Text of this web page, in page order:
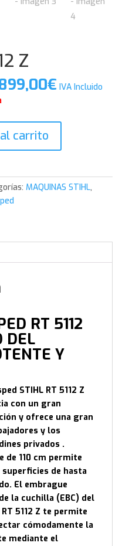
Z
€El
es:
IVA Incluido
carrito
MAQUINAS STIHL,
RT 5112
DEL
Y
STIHL RT 5112 Z
con un gran
y ofrece una gran
y los
privados .
de 110 cm permite
de hasta
El embrague
la cuchilla (EBC) del
5112 Z te permite
cómodamente la
mediante el